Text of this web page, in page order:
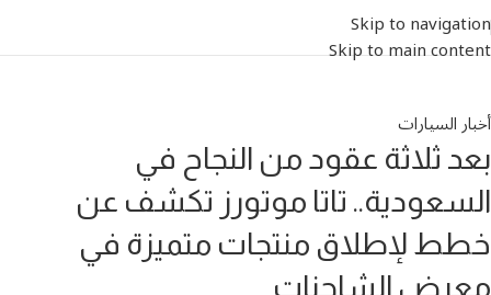
Skip to navigation
Skip to main content
أخبار السيارات
بعد ثلاثة عقود من النجاح في
السعودية.. تاتا موتورز تكشف عن
خطط لإطلاق منتجات متميزة في
معرض الشاحنات